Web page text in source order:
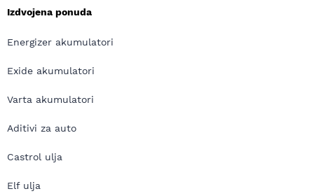
Izdvojena ponuda
Energizer akumulatori
Exide akumulatori
Varta akumulatori
Aditivi za auto
Castrol ulja
Elf ulja